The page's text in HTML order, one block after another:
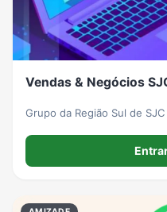
Vendas & Negócios
Grupo da Região Sul de